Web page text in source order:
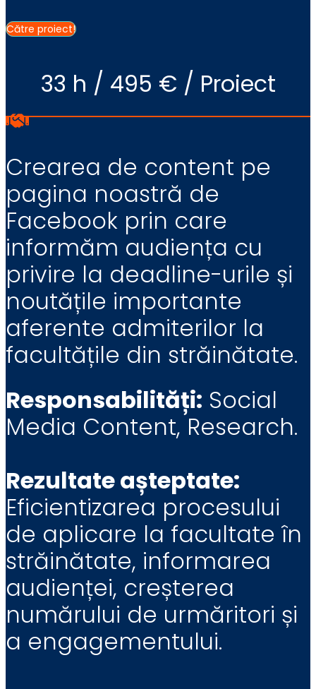
Către proiect!
33 h / 495 € / Proiect
Crearea de content pe
pagina noastră de
Facebook prin care
informăm audiența cu
privire la deadline-urile și
noutățile importante
aferente admiterilor la
facultățile din străinătate.
Responsabilități: Social
Media Content, Research.
Rezultate așteptate:
Eficientizarea procesului
de aplicare la facultate în
străinătate, informarea
audienței, creșterea
numărului de urmăritori și
a engagementului.